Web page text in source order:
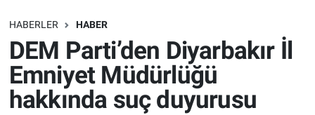
HABERLER HABER
DEM Parti’den Diyarbakır İl
Emniyet Müdürlüğü
hakkında suç duyurusu
Bilim turu
Bilim ve Teknoloji Evreni
Doğa Konuşuyor
Dünya
Teknoloji
Sağlık
Trafik Durumu
Süper Lig Puan Durumu ve Fikstür
Tüm Manşetler